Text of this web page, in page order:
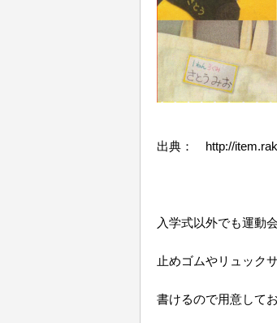
出典： http://
入学式以外でも運動
止めゴムやリュック
書けるので用意して